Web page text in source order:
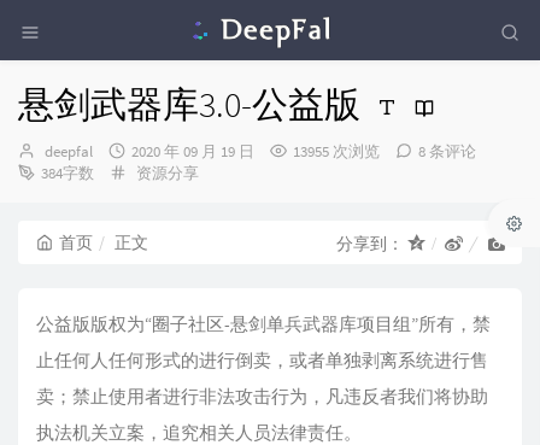
悬剑武器库3.0-公益版
博
主：
deepfal
发
布
2020 年 09 月 19 日 13955 次浏览
8 条评论
384字数
分
资源分享
首页 正文 分享到：
公益版版权为“圈子社区-悬剑单兵武器库项目组”所有，禁
止任何人任何形式的进行倒卖，或者单独剥离系统进行售
卖；禁止使用者进行非法攻击行为，凡违反者我们将协助
执法机关立案，追究相关人员法律责任。